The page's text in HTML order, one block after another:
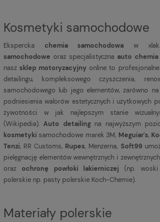
Kosmetyki samochodowe
Ekspercka chemia samochodowa w
samochodowe oraz specjalistyczna auto chemia
naszsklep motoryzacyjny online to
detailingu, kompleksowego czyszczenia,
samochodowego lub jego elementów, zarówno
podniesienia walorów estetycznych i użytkowych
żywotności w jak najlepszym stanie
(Wikipedia). Auto detailingna najwyższym
kosmetykisamochodowe marek 3M, Meguiar's
Tenzi , RR Customs, Rupes , Menzerna, Soft99
pielęgnację elementów wewnętrznych i
oraz ochronę powłoki lakierniczej (np. woski
polerskie np. pasty polerskie Koch-Chemie).
Materiały polerskie